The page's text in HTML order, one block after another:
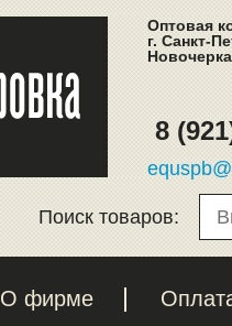
Оптовая
г. Санкт-
8
Поиск товаров:
О фирме